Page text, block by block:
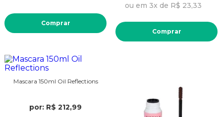
Comprar
ou em 3x de R$ 23,33
Comprar
Mascara 150ml Oil Reflections
por: R$ 212,99